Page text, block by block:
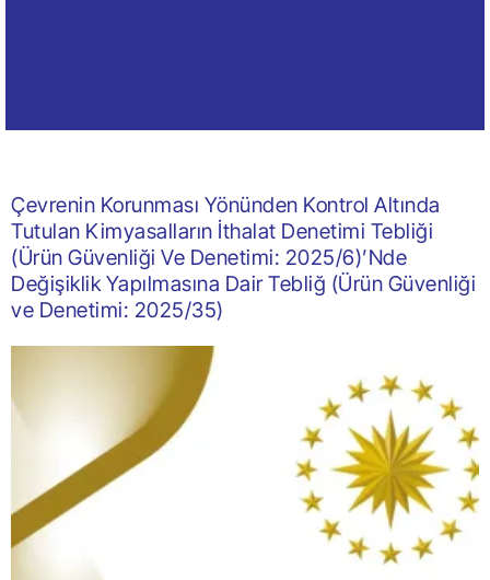
Çevrenin Korunması Yönünden Kontrol Altında
Tutulan Kimyasalların İthalat Denetimi Tebliği
(Ürün Güvenliği Ve Denetimi: 2025/6)’Nde
Değişiklik Yapılmasına Dair Tebliğ (Ürün Güvenliği
ve Denetimi: 2025/35)